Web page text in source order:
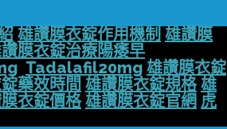
雄讚膜衣錠作用機制 雄讚膜
膜衣錠治療陽痿早
Tadalafil20mg 雄讚膜衣錠
藥效時間 雄讚膜衣錠規格 雄
衣錠價格 雄讚膜衣錠官網 虎